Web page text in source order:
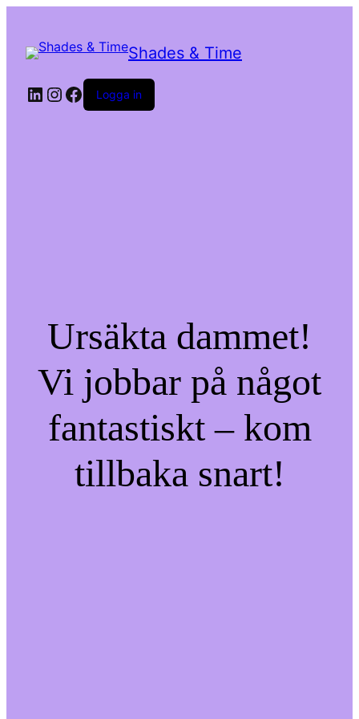
Shades & Time
LinkedIn
Instagram
Facebook
Logga in
Ursäkta dammet!
Vi jobbar på något
fantastiskt – kom
tillbaka snart!